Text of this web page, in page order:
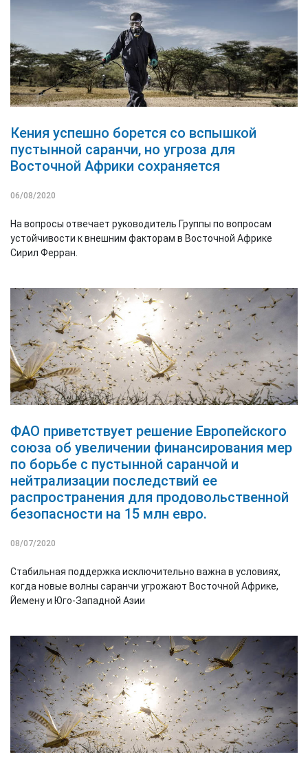
Кения успешно борется со вспышкой
пустынной саранчи, но угроза для
Восточной Африки сохраняется
06/08/2020
На вопросы отвечает руководитель Группы по вопросам
устойчивости к внешним факторам в Восточной Африке
Сирил Ферран.
ФАО приветствует решение Европейского
союза об увеличении финансирования мер
по борьбе с пустынной саранчой и
нейтрализации последствий ее
распространения для продовольственной
безопасности на 15 млн евро.
08/07/2020
Стабильная поддержка исключительно важна в условиях,
когда новые волны саранчи угрожают Восточной Африке,
Йемену и Юго-Западной Азии